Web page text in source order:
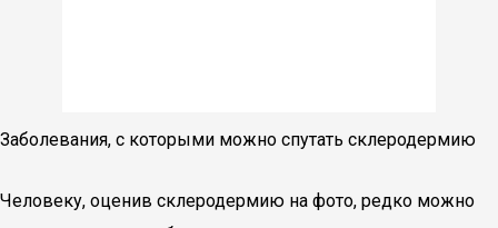
Заболевания, с которыми можно спутать склеродермию
Человеку, оценив склеродермию на фото, редко можно